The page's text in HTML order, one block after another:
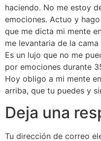
haciendo. No me estoy
emociones. Actuo y
que me dicta mi mente
me levantaria de la
Es un lujo que no me
por emociones durante
Hoy obligo a mi mente
arriba, que tu puedes y
Deja una
Tu dirección de correo